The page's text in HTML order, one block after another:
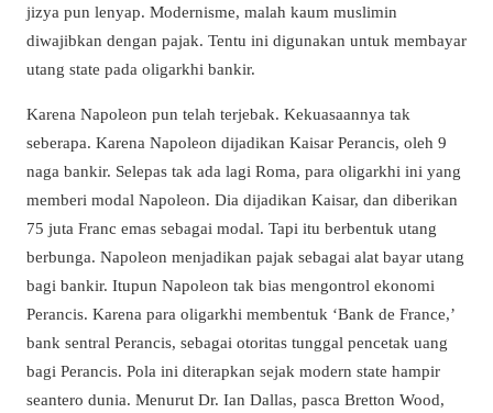
jizya pun lenyap. Modernisme, malah kaum muslimin
diwajibkan dengan pajak. Tentu ini digunakan untuk membayar
utang state pada oligarkhi bankir.
Karena Napoleon pun telah terjebak. Kekuasaannya tak
seberapa. Karena Napoleon dijadikan Kaisar Perancis, oleh 9
naga bankir. Selepas tak ada lagi Roma, para oligarkhi ini yang
memberi modal Napoleon. Dia dijadikan Kaisar, dan diberikan
75 juta Franc emas sebagai modal. Tapi itu berbentuk utang
berbunga. Napoleon menjadikan pajak sebagai alat bayar utang
bagi bankir. Itupun Napoleon tak bias mengontrol ekonomi
Perancis. Karena para oligarkhi membentuk ‘Bank de France,’
bank sentral Perancis, sebagai otoritas tunggal pencetak uang
bagi Perancis. Pola ini diterapkan sejak modern state hampir
seantero dunia. Menurut Dr. Ian Dallas, pasca Bretton Wood,